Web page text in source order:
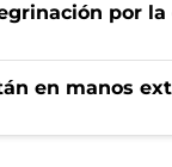
por la
en manos